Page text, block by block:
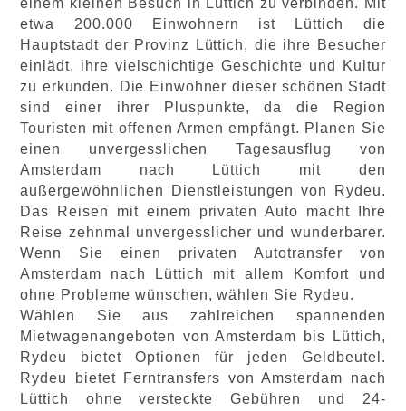
einem kleinen Besuch in Lüttich zu verbinden. Mit
etwa 200.000 Einwohnern ist Lüttich die
Hauptstadt der Provinz Lüttich, die ihre Besucher
einlädt, ihre vielschichtige Geschichte und Kultur
zu erkunden. Die Einwohner dieser schönen Stadt
sind einer ihrer Pluspunkte, da die Region
Touristen mit offenen Armen empfängt. Planen Sie
einen unvergesslichen Tagesausflug von
Amsterdam nach Lüttich mit den
außergewöhnlichen Dienstleistungen von Rydeu.
Das Reisen mit einem privaten Auto macht Ihre
Reise zehnmal unvergesslicher und wunderbarer.
Wenn Sie einen privaten Autotransfer von
Amsterdam nach Lüttich mit allem Komfort und
ohne Probleme wünschen, wählen Sie Rydeu.
Wählen Sie aus zahlreichen spannenden
Mietwagenangeboten von Amsterdam bis Lüttich,
Rydeu bietet Optionen für jeden Geldbeutel.
Rydeu bietet Ferntransfers von Amsterdam nach
Lüttich ohne versteckte Gebühren und 24-